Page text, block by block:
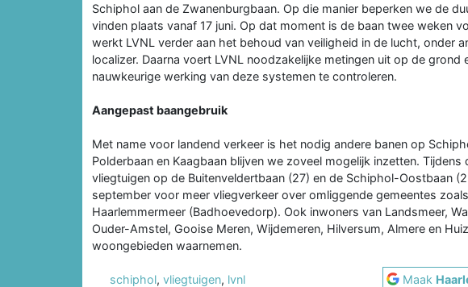
Schiphol aan de Zwanenburgbaan. Op die manier beperken we de
vinden plaats vanaf 17 juni. Op dat moment is de baan twee weken
werkt LVNL verder aan het behoud van veiligheid in de lucht, onder
localizer. Daarna voert LVNL noodzakelijke metingen uit op de grond
nauwkeurige werking van deze systemen te controleren.
Aangepast baangebruik
Met name voor landend verkeer is het nodig andere banen op
Polderbaan en Kaagbaan blijven we zoveel mogelijk inzetten.
vliegtuigen op de Buitenveldertbaan (27) en de Schiphol-Oostbaan
september voor meer vliegverkeer over omliggende gemeentes
Haarlemmermeer (Badhoevedorp). Ook inwoners van Landsmeer,
Ouder-Amstel, Gooise Meren, Wijdemeren, Hilversum, Almere en
woongebieden waarnemen.
schiphol, vliegtuigen, lvnl Maak